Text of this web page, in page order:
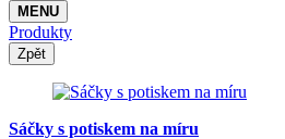
MENU
Produkty
Zpět
Sáčky s potiskem na míru